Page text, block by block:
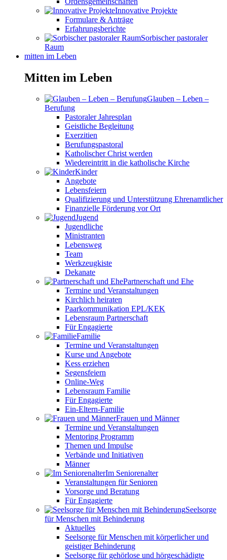
Innovative Projekte
Formulare & Anträge
Erfahrungsberichte
Sorbischer pastoraler
Raum
mitten im Leben
Mitten im Leben
Glauben – Leben –
Berufung
Pastoraler Jahresplan
Geistliche Begleitung
Exerzitien
Berufungspastoral
Katholischer Christ werden
Wiedereintritt in die katholische Kirche
Kinder
Angebote
Lebensfeiern
Qualifizierung und Unterstützung Ehrenamtlicher
Finanzielle Förderung vor Ort
Jugend
Jugendliche
Ministranten
Lebensweg
Team
Werkzeugkiste
Dekanate
Partnerschaft und Ehe
Termine und Veranstaltungen
Kirchlich heiraten
Paarkommunikation EPL/KEK
Lebensraum Partnerschaft
Für Engagierte
Familie
Termine und Veranstaltungen
Kurse und Angebote
Kess erziehen
Segensfeiern
Online-Weg
Lebensraum Familie
Für Engagierte
Ein-Eltern-Familie
Frauen und Männer
Termine und Veranstaltungen
Mentoring Programm
Themen und Impulse
Verbände und Initiativen
Männer
Im Seniorenalter
Veranstaltungen für Senioren
Vorsorge und Beratung
Für Engagierte
Seelsorge
für Menschen mit Behinderung
Aktuelles
Seelsorge für Menschen mit körperlicher und
geistiger Behinderung
Seelsorge für gehörlose und hörgeschädigte